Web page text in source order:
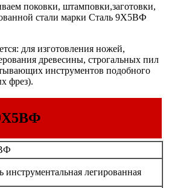
поковки, штамповки,заготовки,
стали марки Сталь 9Х5ВФ
для изготовления ножей,
древесины, строгальных пил
инструментов подобного
фрез).
инструментальная легированная